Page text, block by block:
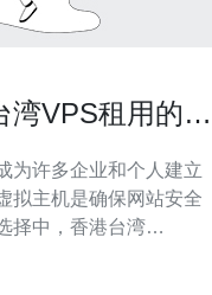
湾VPS租用的首
为许多企业和个人建立
拟主机是确保网站安全
择中，香港台湾